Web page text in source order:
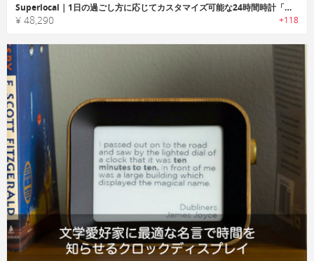
Superlocal｜1日の過ごし方に応じてカスタマイズ可能な24時間時計「スーパーローカル」
¥ 48,290 +118